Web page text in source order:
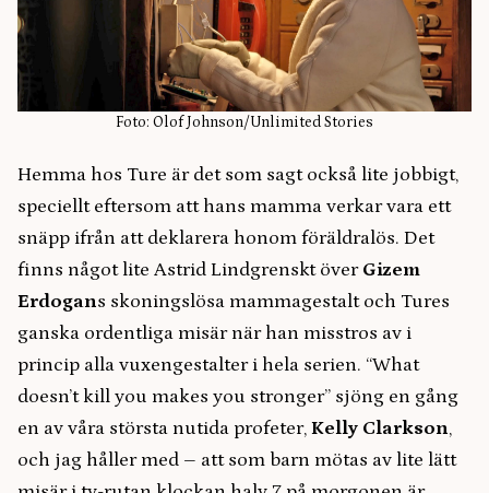
Foto: Olof Johnson/Unlimited Stories
Hemma hos Ture är det som sagt också lite jobbigt,
speciellt eftersom att hans mamma verkar vara ett
snäpp ifrån att deklarera honom föräldralös. Det
finns något lite Astrid Lindgrenskt över Gizem
Erdogans skoningslösa mammagestalt och Tures
ganska ordentliga misär när han misstros av i
princip alla vuxengestalter i hela serien. “What
doesn’t kill you makes you stronger” sjöng en gång
en av våra största nutida profeter, Kelly Clarkson,
och jag håller med – att som barn mötas av lite lätt